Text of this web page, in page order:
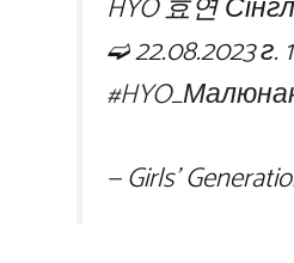
➫ 22.08.2023
— Girls’